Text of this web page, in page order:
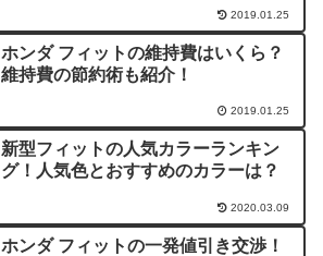
2019.01.25
ホンダ フィットの維持費はいくら？
維持費の節約術も紹介！
2019.01.25
新型フィットの人気カラーランキン
グ！人気色とおすすめのカラーは？
2020.03.09
ホンダ フィットの一発値引き交渉！